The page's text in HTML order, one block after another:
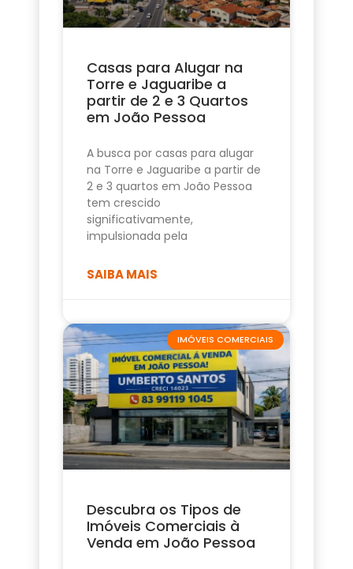
Casas para Alugar na
Torre e Jaguaribe a
partir de 2 e 3 Quartos
em João Pessoa
A busca por casas para alugar
na Torre e Jaguaribe a partir de
2 e 3 quartos em João Pessoa
tem crescido
significativamente,
impulsionada pela
SAIBA MAIS
IMÓVEIS COMERCIAIS
Descubra os Tipos de
Imóveis Comerciais à
Venda em João Pessoa